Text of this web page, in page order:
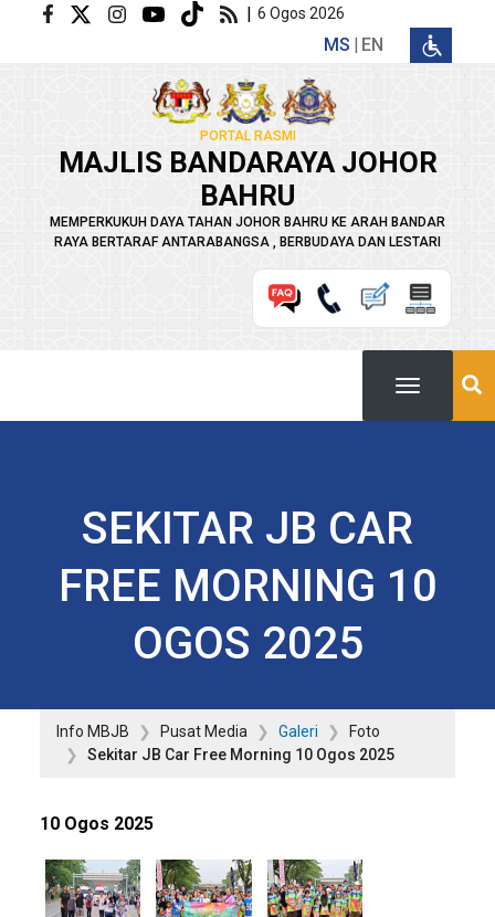
Langkau ke kandungan utama | 6 Ogos 2026
MS EN
PORTAL RASMI
MAJLIS BANDARAYA JOHOR
BAHRU
MEMPERKUKUH DAYA TAHAN JOHOR BAHRU KE ARAH BANDAR
RAYA BERTARAF ANTARABANGSA , BERBUDAYA DAN LESTARI
SEKITAR JB CAR
FREE MORNING 10
OGOS 2025
Info MBJB Pusat Media Galeri
Foto
Sekitar JB Car Free Morning 10 Ogos 2025
10 Ogos 2025